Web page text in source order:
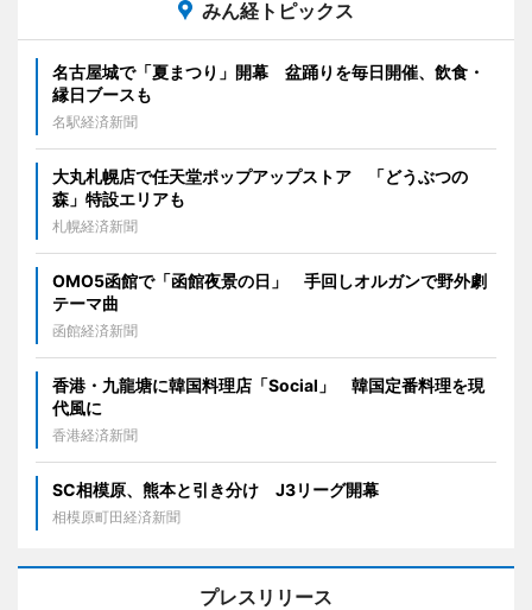
みん経トピックス
名古屋城で「夏まつり」開幕 盆踊りを毎日開催、飲食・
縁日ブースも
名駅経済新聞
大丸札幌店で任天堂ポップアップストア 「どうぶつの
森」特設エリアも
札幌経済新聞
OMO5函館で「函館夜景の日」 手回しオルガンで野外劇
テーマ曲
函館経済新聞
香港・九龍塘に韓国料理店「Social」 韓国定番料理を現
代風に
香港経済新聞
SC相模原、熊本と引き分け J3リーグ開幕
相模原町田経済新聞
プレスリリース